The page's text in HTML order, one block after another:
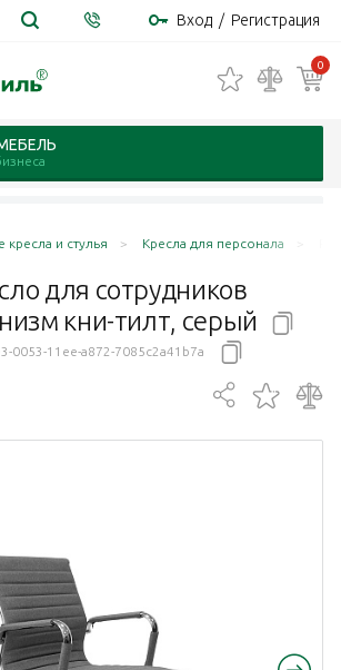
Вход / Регистрация
0
и стулья Кресла для персонала
для сотрудников
кни-тилт, серый
0053-11ee-a872-7085c2a41b7a